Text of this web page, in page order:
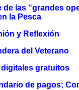
las “grandes
la Pesca
y Reflexión
del Veterano
gratuitos
de pagos;